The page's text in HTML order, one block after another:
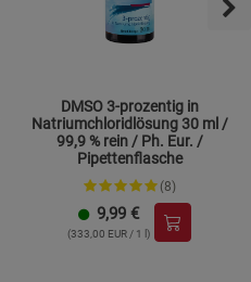
DMSO 3-prozentig in
Natriumchloridlösung 30 ml /
99,9 % rein / Ph. Eur. /
Pipettenflasche
(8)
9,99 €
(333,00 EUR / 1 l)